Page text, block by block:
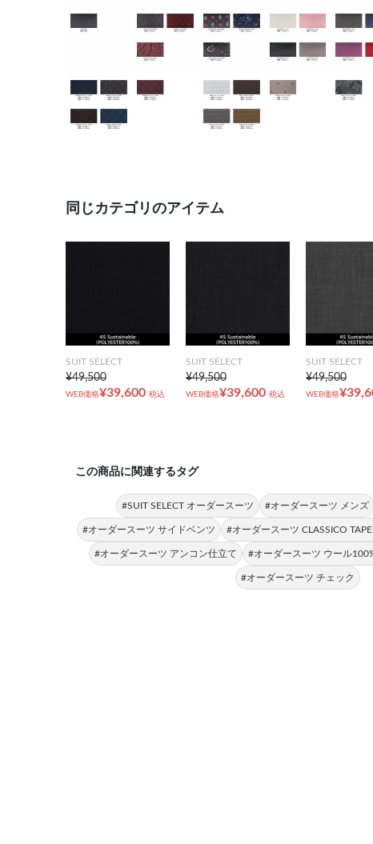
同じカテゴリのアイテム
SUIT SELECT
¥49,500
WEB価格¥39,600 税込
SUIT SELECT
¥49,500
WEB価格¥39,600 税込
SUIT SELECT
¥49,500
WEB価格
この商品に関連するタグ
#SUIT SELECT オーダースーツ #オーダースーツ メンズ
#オーダースーツ サイドベンツ #オーダースーツ CLASSICO
#オーダースーツ アンコン仕立て #オーダースーツ ウール
#オーダースーツ チェック